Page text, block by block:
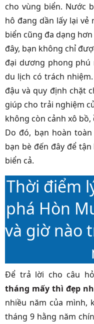
cho vùng biển. Nước
hô đang dần lấy lại
biển cũng đa dạng
đây, bạn không chỉ
đại dương phong phú
du lịch có trách
đậu và quy định chặt
giúp cho trải nghiệm
không còn cảnh xô
Do đó, bạn hoàn
bạn bè đến đây để
biển cả.
Thời điểm
phá Hòn
và giờ nào
Để trả lời cho câu
tháng mấy thì đẹp
nhiều năm của mình,
tháng 9 hằng năm